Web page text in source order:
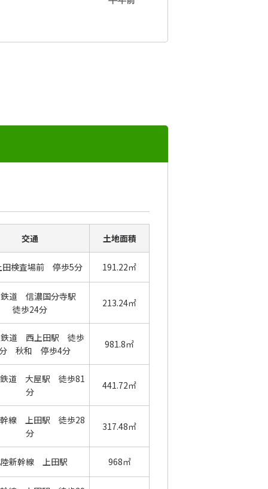
交通 土地面積
査場前 停歩5分 191.22㎡
鉄道 信濃国分寺駅
徒歩24分
213.24㎡
鉄道 西上田駅 徒歩
秋和 停歩4分
981.8㎡
鉄道 大屋駅 徒歩81
分
441.72㎡
幹線 上田駅 徒歩28
分
317.48㎡
新幹線 上田駅 968㎡